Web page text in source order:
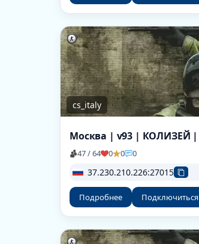
cs_italy
47 / 64 0 0 0
37.230.210.226:27015
Подробнее Подключиться